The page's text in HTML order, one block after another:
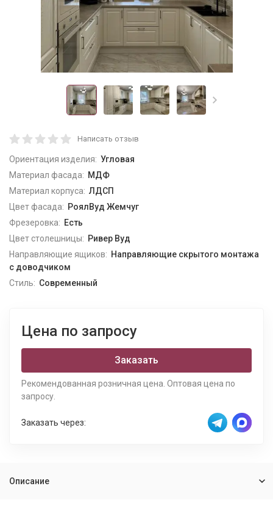
Написать отзыв
Ориентация изделия: Угловая
Материал фасада: МДФ
Материал корпуса: ЛДСП
Цвет фасада: РоялВуд Жемчуг
Фрезеровка: Есть
Цвет столешницы: Ривер Вуд
Направляющие ящиков: Направляющие скрытого монтажа
с доводчиком
Стиль: Современный
Цена по запросу
Заказать
Рекомендованная розничная цена. Оптовая цена по
запросу.
Заказать через:
Описание